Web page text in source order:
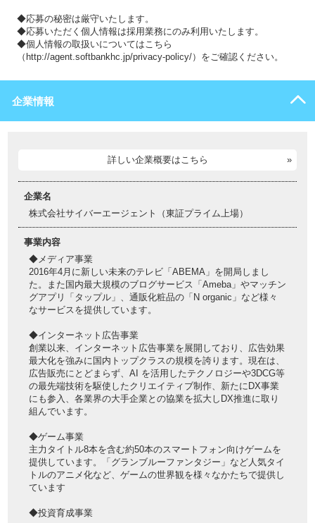
◆応募の秘密は厳守いたします。
◆応募いただく個人情報は採用業務にのみ利用いたします。
◆個人情報の取扱いについてはこちら
（http://agent.softbankhc.jp/privacy-policy/）をご確認ください。
企業情報
詳しい企業概要はこちら
企業名
株式会社サイバーエージェント（東証プライム上場）
事業内容
◆メディア事業
2016年4月に新しい未来のテレビ「ABEMA」を開局しまし
た。また国内最大規模のブログサービス「Ameba」やマッチン
グアプリ「タップル」、通販化粧品の「N organic」など様々
なサービスを提供しています。
◆インターネット広告事業
創業以来、インターネット広告事業を展開しており、広告効果
最大化を強みに国内トップクラスの規模を誇ります。現在は、
広告販売にとどまらず、AI を活用したテクノロジーや3DCG等
の最先端技術を駆使したクリエイティブ制作、新たにDX事業
にも参入、各業界の大手企業との協業を拡大しDX推進に取り
組んでいます。
◆ゲーム事業
主力タイトル8本を含む約50本のスマートフォン向けゲームを
提供しています。「グランブルーファンタジー」など人気タイ
トルのアニメ化など、ゲームの世界観を様々なかたちで提供し
ています
◆投資育成事業